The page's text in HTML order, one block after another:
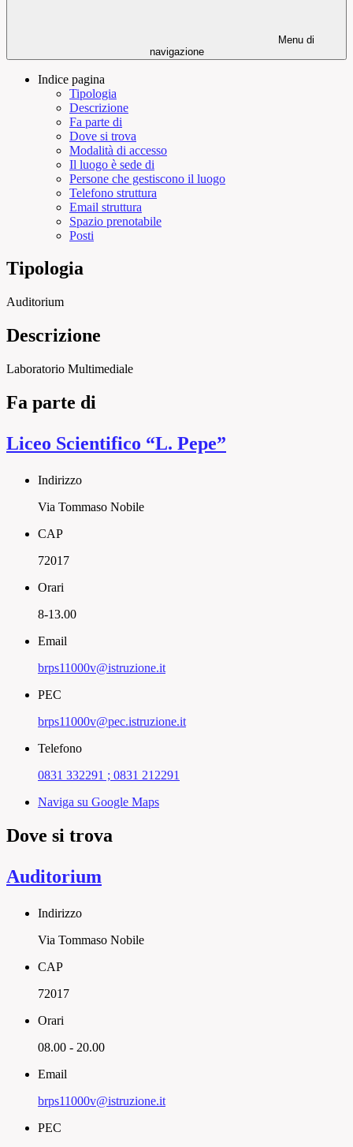
Menu di
navigazione
Indice pagina
Tipologia
Descrizione
Fa parte di
Dove si trova
Modalità di accesso
Il luogo è sede di
Persone che gestiscono il luogo
Telefono struttura
Email struttura
Spazio prenotabile
Posti
Tipologia
Auditorium
Descrizione
Laboratorio Multimediale
Fa parte di
Liceo Scientifico “L. Pepe”
Indirizzo
Via Tommaso Nobile
CAP
72017
Orari
8-13.00
Email
brps11000v@istruzione.it
PEC
brps11000v@pec.istruzione.it
Telefono
0831 332291 ; 0831 212291
Naviga su Google Maps
Dove si trova
Auditorium
Indirizzo
Via Tommaso Nobile
CAP
72017
Orari
08.00 - 20.00
Email
brps11000v@istruzione.it
PEC